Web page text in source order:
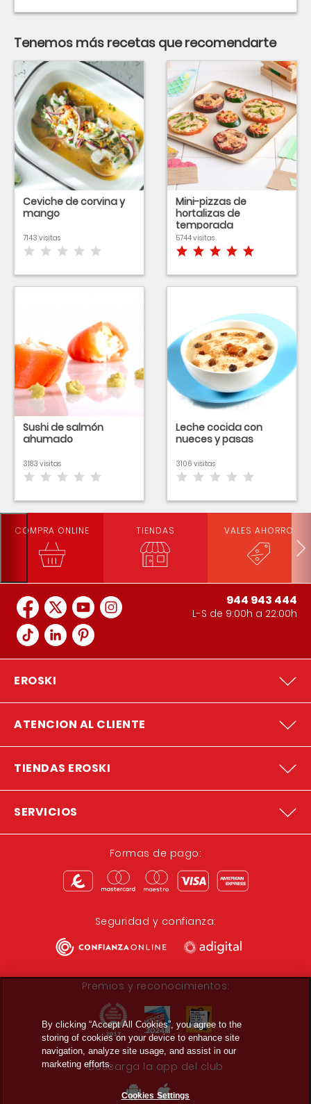
Tenemos más recetas que recomendarte
Ceviche de corvina y
mango
7143 visitas
Mini-pizzas de
hortalizas de
temporada
5744 visitas
Sushi de salmón
ahumado
3183 visitas
Leche cocida con
nueces y pasas
3106 visitas
COMPRA ONLINE TIENDAS VALES AHORRO
944 943 444
L-S de 9:00h a 22:00h
EROSKI
ATENCION AL CLIENTE
TIENDAS EROSKI
SERVICIOS
Formas de pago:
Seguridad y confianza:
Premios y reconocimientos:
Descarga la app del club
By clicking “Accept All Cookies”, you agree to the
storing of cookies on your device to enhance site
navigation, analyze site usage, and assist in our
marketing efforts.
Cookies Settings